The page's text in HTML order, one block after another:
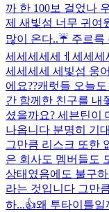
까 한 100보 걸었나
제 새빛섬 너무 귀여
많이 온다..☔️ 주르륵
세세세세세ㅔ세세세
세세세세 세빛섬 웅
에요??캐럿들 오늘도
간 함께한 친구를 내
셨을까요? 세븐틴이
나옵니다 분명히 기
그만큼 리스크 또한
은 회사도 멤버들도
상태였음에도 불구
라는 것입니다 그만
하...👍왜 투타이틀일